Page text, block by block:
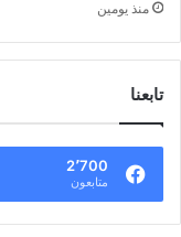
منذ يومين
تابعنا
2٬700
متابعون